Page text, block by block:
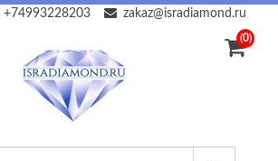
zakaz@isradiamond.ru
+74993228203
(0)